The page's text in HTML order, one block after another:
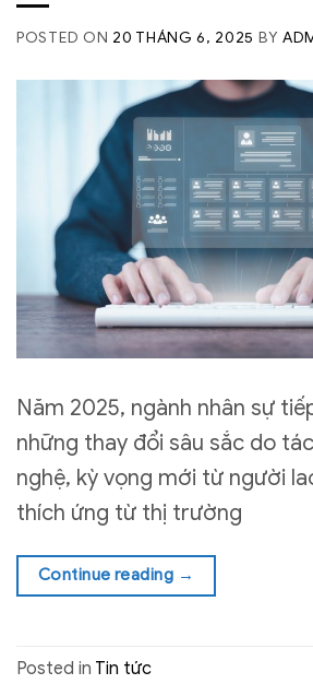
POSTED ON 20 THÁNG 6, 2025 BY
Năm 2025, ngành nhân sự
những thay đổi sâu sắc do
nghệ, kỳ vọng mới từ người
thích ứng từ thị trường
Continue reading →
Posted in Tin tức